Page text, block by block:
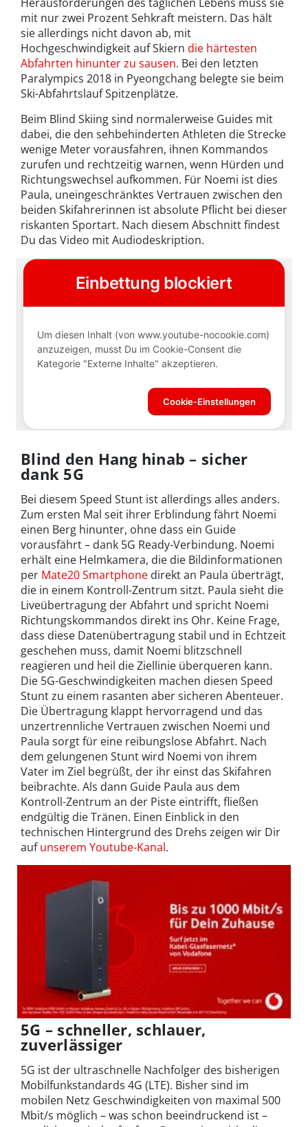
mit nur zwei Prozent Sehkraft meistern. Das hält
sie allerdings nicht davon ab, mit
Hochgeschwindigkeit auf Skiern die härtesten
Abfahrten hinunter zu sausen. Bei den letzten
Paralympics 2018 in Pyeongchang belegte sie beim
Ski-Abfahrtslauf Spitzenplätze.
Beim Blind Skiing sind normalerweise Guides mit
dabei, die den sehbehinderten Athleten die Strecke
wenige Meter vorausfahren, ihnen Kommandos
zurufen und rechtzeitig warnen, wenn Hürden und
Richtungswechsel aufkommen. Für Noemi ist dies
Paula, uneingeschränktes Vertrauen zwischen den
beiden Skifahrerinnen ist absolute Pflicht bei dieser
riskanten Sportart. Nach diesem Abschnitt findest
Du das Video mit Audiodeskription.
Blind den Hang hinab – sicher
dank 5G
Bei diesem Speed Stunt ist allerdings alles anders.
Zum ersten Mal seit ihrer Erblindung fährt Noemi
einen Berg hinunter, ohne dass ein Guide
vorausfährt – dank 5G Ready-Verbindung. Noemi
erhält eine Helmkamera, die die Bildinformationen
per Mate20 Smartphone direkt an Paula überträgt,
die in einem Kontroll-Zentrum sitzt. Paula sieht die
Liveübertragung der Abfahrt und spricht Noemi
Richtungskommandos direkt ins Ohr. Keine Frage,
dass diese Datenübertragung stabil und in Echtzeit
geschehen muss, damit Noemi blitzschnell
reagieren und heil die Ziellinie überqueren kann.
Die 5G-Geschwindigkeiten machen diesen Speed
Stunt zu einem rasanten aber sicheren Abenteuer.
Die Übertragung klappt hervorragend und das
unzertrennliche Vertrauen zwischen Noemi und
Paula sorgt für eine reibungslose Abfahrt. Nach
dem gelungenen Stunt wird Noemi von ihrem
Vater im Ziel begrüßt, der ihr einst das Skifahren
beibrachte. Als dann Guide Paula aus dem
Kontroll-Zentrum an der Piste eintrifft, fließen
endgültig die Tränen. Einen Einblick in den
technischen Hintergrund des Drehs zeigen wir Dir
aufunserem Youtube-Kanal.
5G – schneller, schlauer,
zuverlässiger
5G ist der ultraschnelle Nachfolger des bisherigen
Mobilfunkstandards 4G (LTE). Bisher sind im
mobilen Netz Geschwindigkeiten von maximal 500
Mbit/s möglich – was schon beeindruckend ist –